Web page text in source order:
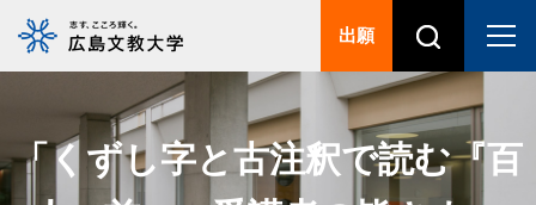
「くずし字と古注釈で読む『百
出願